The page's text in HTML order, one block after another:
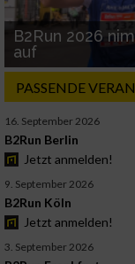
B2Run 2026
auf
PASSENDE
16. September 2026
B2Run Berlin
Jetzt anmelden!
9. September 2026
B2Run Köln
Jetzt anmelden!
3. September 2026